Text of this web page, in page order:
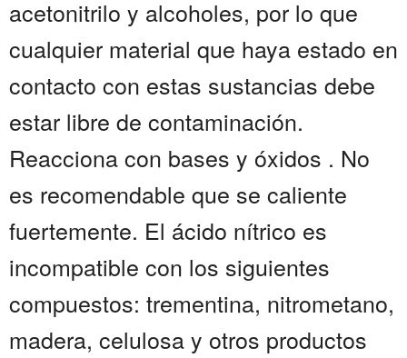
acetonitrilo y alcoholes, por lo que
cualquier material que haya estado en
contacto con estas sustancias debe
estar libre de contaminación.
Reacciona con bases y óxidos . No
es recomendable que se caliente
fuertemente. El ácido nítrico es
incompatible con los siguientes
compuestos: trementina, nitrometano,
madera, celulosa y otros productos